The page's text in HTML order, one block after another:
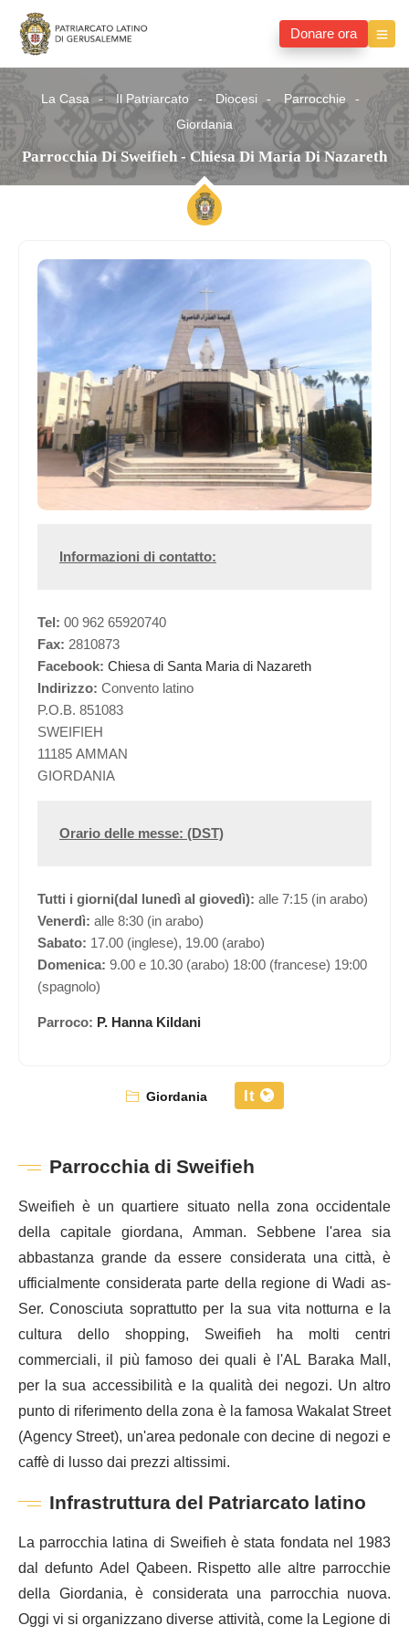
Donare ora
La Casa Il Patriarcato Diocesi
Parrocchie
Giordania
Parrocchia Di Sweifieh - Chiesa Di Maria Di Nazareth
Giordania It
Parrocchia di Sweifieh
Sweifieh è un quartiere situato nella zona occidentale
della capitale giordana, Amman. Sebbene l'area sia
abbastanza grande da essere considerata una città, è
ufficialmente considerata parte della regione di Wadi as-
Ser. Conosciuta soprattutto per la sua vita notturna e la
cultura dello shopping, Sweifieh ha molti centri
commerciali, il più famoso dei quali è l'AL Baraka Mall,
per la sua accessibilità e la qualità dei negozi. Un altro
punto di riferimento della zona è la famosa Wakalat Street
(Agency Street), un'area pedonale con decine di negozi e
caffè di lusso dai prezzi altissimi.
Infrastruttura del Patriarcato latino
La parrocchia latina di Sweifieh è stata fondata nel 1983
dal defunto Adel Qabeen. Rispetto alle altre parrocchie
della Giordania, è considerata una parrocchia nuova.
Oggi vi si organizzano diverse attività, come la Legione di
Informazioni di contatto:
Tel:00 962 65920740
Fax:2810873
Facebook:Chiesa di Santa Maria di Nazareth
Indirizzo:Convento latino
P.O.B. 851083
SWEIFIEH
11185 AMMAN
GIORDANIA
Orario delle messe: (DST)
Tutti i giorni(dal lunedì al giovedì):alle 7:15 (in arabo)
Venerdì:alle 8:30 (in arabo)
Sabato:17.00 (inglese), 19.00 (arabo)
Domenica:9.00 e 10.30 (arabo) 18:00 (francese) 19:00
(spagnolo)
Parroco:P. Hanna Kildani